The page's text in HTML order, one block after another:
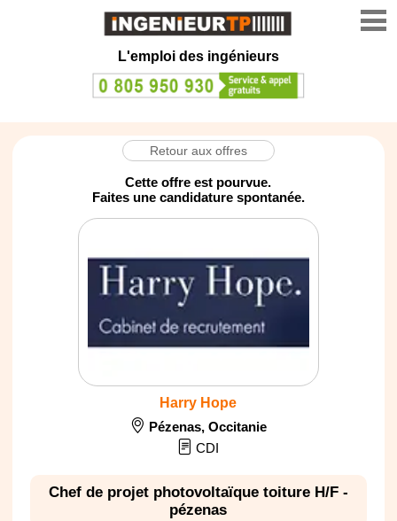
L'emploi des ingénieurs
Retour aux offres
Cette offre est pourvue.
Faites une candidature spontanée.
Harry Hope
Pézenas, Occitanie
CDI
Chef de projet photovoltaïque toiture H/F -
pézenas